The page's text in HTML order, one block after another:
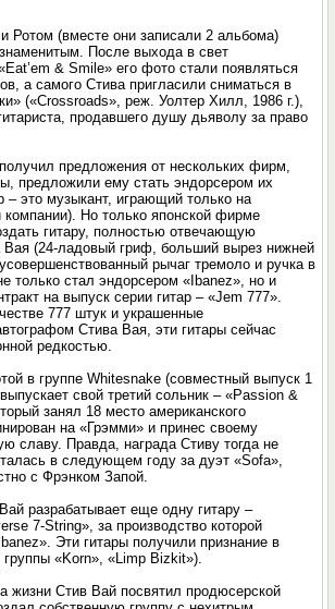
Ротом (вместе они записали 2 альбома)
После выхода в свет
& Smile» его фото стали появляться
а самого Стива пригласили сниматься в
(«Crossroads», реж. Уолтер Хилл, 1986 г.),
продавшего душу дьяволу за право
предложения от нескольких фирм,
предложили ему стать эндорсером их
– это музыкант, играющий только на
компании). Но только японской фирме
гитару, полностью отвечающую
Вая (24-ладовый гриф, больший вырез нижней
рычаг тремоло и ручка в
только стал эндорсером «Ibanez», но и
на выпуск серии гитар – «Jem 777».
777 штук и украшенные
Стива Вая, эти гитары сейчас
редкостью.
в группе Whitesnake (совместный выпуск 1
свой третий сольник – «Passion &
занял 18 место американского
на «Грэмми» и принес своему
славу. Правда, награда Стиву тогда не
в следующем году за дуэт «Sofa»,
с Фрэнком Запой.
разрабатывает еще одну гитару –
7-String», за производство которой
Эти гитары получили признание в
группы «Korn», «Limp Bizkit»).
жизни Стив Вай посвятил продюсерской